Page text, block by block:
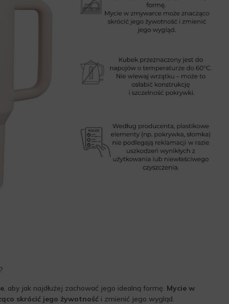
, aby jak najdłużej zachować jego idealną formę. Mycie w
skrócić jego żywotność i zmienić jego wygląd.